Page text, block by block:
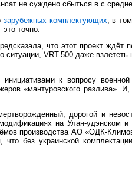
не суждено сбыться в с
зарубежных комплектующих, в
точно.
что этот проект ждёт
VRT-500 даже
к вопросу военной
«мантуровского разлива». И,
дорогой и
на Улан-удэнском
производства АО «ОДК-
без украинской